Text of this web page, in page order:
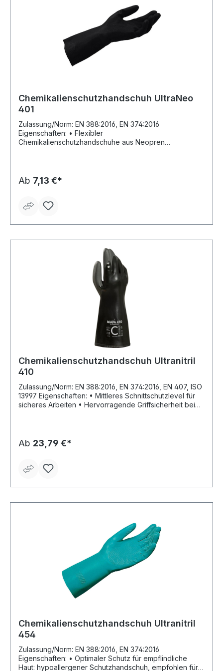
Chemikalienschutzhandschuh UltraNeo
401
Zulassung/Norm: EN 388:2016, EN 374:2016
Eigenschaften: • Flexibler
Chemikalienschutzhandschuhe aus Neopren
Handinnenfläche und Finger • Tragekomfort durch die
Velourisierung • Oberflächenbehandlung mit Silikon
Wartungsarbeiten, Fertigung elektrischer
Laborarbeiten, Spritzlackierung, Bau (z. B. Verfugen,
Baumwollvelourisierung Länge: 310 mm Stärke: 0,55 mm
Ab 7,13 €*
Chemikalienschutzhandschuh Ultranitril
410
Zulassung/Norm: EN 388:2016, EN 374:2016, EN 407, ISO
13997 Eigenschaften: • Mittleres Schnittschutzlevel für
sicheres Arbeiten • Hervorragende Griffsicherheit beim
den Träger zu warnen, wenn die chemische Barriere
beschädigt ist • Verstärkter Schutz des Unterarms dank
Automobilindustrie, Mechanische Industrie, Bearbeitung
Material: Träger nahtloses Stricktrikot, Nitril- und PVC-
gelb)
Ab 23,79 €*
Chemikalienschutzhandschuh Ultranitril
454
Zulassung/Norm: EN 388:2016, EN 374:2016
Eigenschaften: • Optimaler Schutz für empflindliche
Haut: hypoallergener Schutzhandschuh, empfohlen für